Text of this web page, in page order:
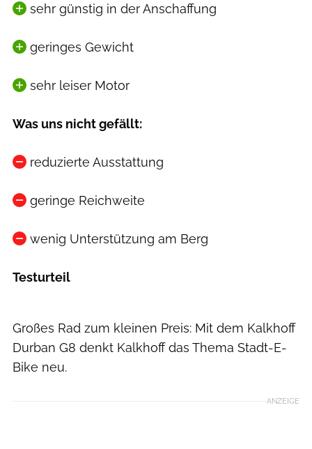
sehr günstig in der Anschaffung
geringes Gewicht
sehr leiser Motor
Was uns nicht gefällt:
reduzierte Ausstattung
geringe Reichweite
wenig Unterstützung am Berg
Testurteil
Großes Rad zum kleinen Preis: Mit dem Kalkhoff
Durban G8 denkt Kalkhoff das Thema Stadt-E-
Bike neu.
ANZEIGE